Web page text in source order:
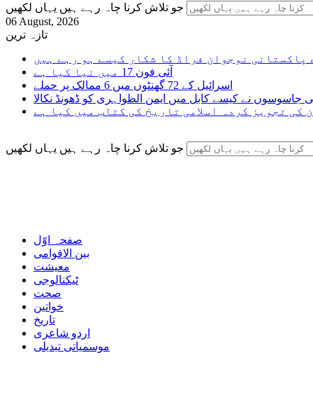
جو تلاش کرنا چاہ رہے ہیں یہاں لکھیں
06 August, 2026
تازہ ترین
پاکستانی نوجوان فراڈ کا شکار کیسے ہو رہے ہیں
آئی فون 17 میں نیا کیا ہے
اسرائیل کے 72 گھنٹوں میں 6 ممالک پر حملے
جاسوسوں نے کیسے کابل میں ایمن الظواہری کو ڈھونڈ نکالا
کی تجویز کردہ اسلامی تاریخ کی کتاب میں کیا ہے
جو تلاش کرنا چاہ رہے ہیں یہاں لکھیں
صفحہ اوّل
بین الاقوامی
معیشت
ٹیکنالوجی
صحت
خواتین
تاریخ
اردو شاعری
موسمیاتی تبدیلی